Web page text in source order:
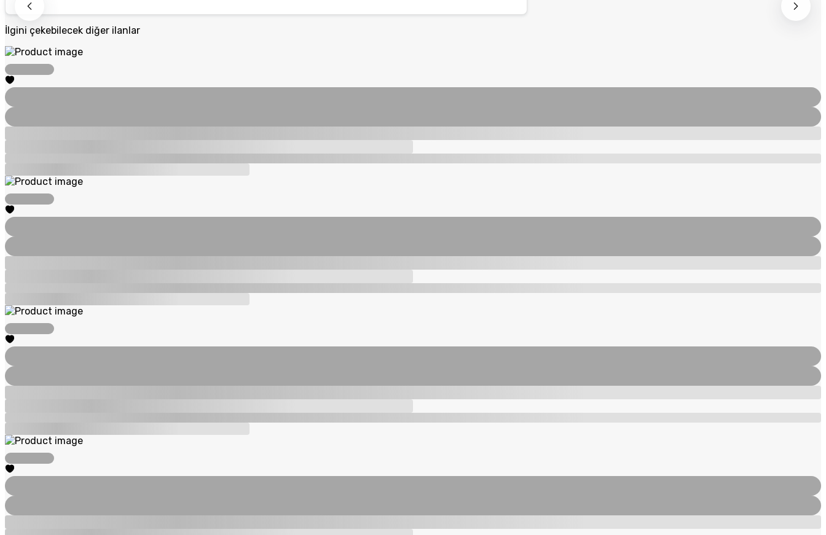
İlgini çekebilecek diğer ilanlar